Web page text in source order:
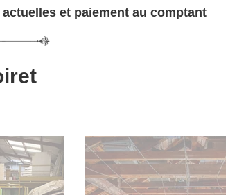
et paiement au comptant